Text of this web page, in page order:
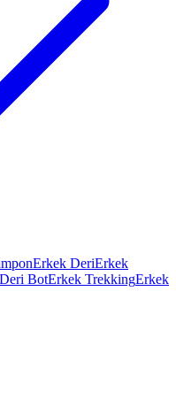
Erkek DeriErkek
BotErkek TrekkingErkek